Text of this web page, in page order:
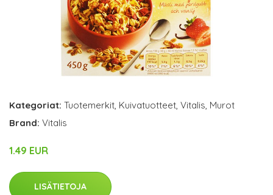
Kategoriat: Tuotemerkit, Kuivatuotteet, Vitalis, Murot
Brand: Vitalis
1.49 EUR
LISÄTIETOJA